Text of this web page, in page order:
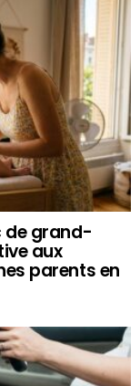
de grand-
aux
parents en